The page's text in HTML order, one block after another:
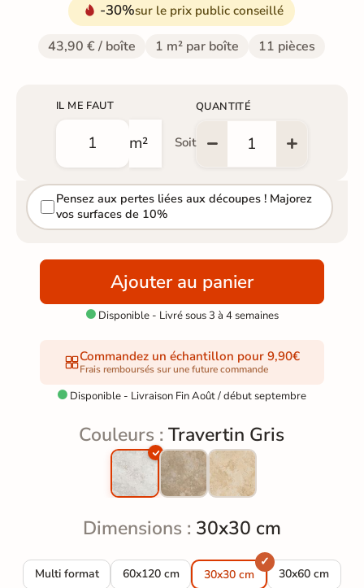
-30%sur le prix public conseillé
43,90 € / boîte 1 m² par boîte 11 pièces
IL ME FAUT
m² Soit
QUANTITÉ
Pensez aux pertes liées aux découpes ! Majorez
vos surfaces de 10%
Ajouter au panier
Disponible - Livré sous 3 à 4 semaines
Commandez un échantillon pour 9,90€
Frais remboursés sur une future commande
 Disponible - Livraison Fin Août / début septembre
Couleurs :Travertin Gris
Dimensions : 30x30 cm
Multi format
Carrelage sol effet pierre Travertin Gris multi-format
60x120 cm
Carrelage sol effet pierre Travertin Gris
30x30 cm 30x60 cm
Carrelage sol